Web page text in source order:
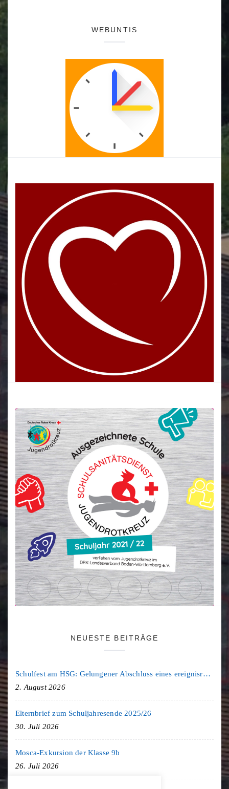
WEBUNTIS
NEUESTE BEITRÄGE
Schulfest am HSG: Gelungener Abschluss eines ereignisreichen Schuljahres
2. August 2026
Elternbrief zum Schuljahresende 2025/26
30. Juli 2026
Mosca-Exkursion der Klasse 9b
26. Juli 2026